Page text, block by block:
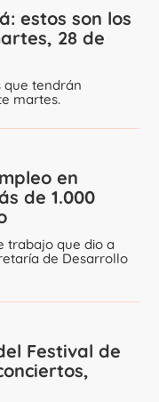
estos son los
28 de
que tendrán
martes.
en
de 1.000
trabajo que dio a
de Desarrollo
Festival de